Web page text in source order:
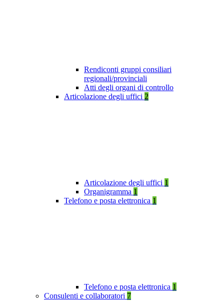
Rendiconti gruppi consiliari
regionali/provinciali
Atti degli organi di controllo
Articolazione degli uffici 2
Articolazione degli uffici 1
Organigramma 1
Telefono e posta elettronica 1
Telefono e posta elettronica 1
Consulenti e collaboratori 7